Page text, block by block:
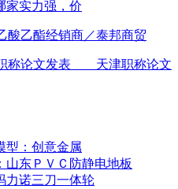
家实力强，价
酸乙酯经销商／泰邦商贸
称论文发表 ＿天津职称论文
型：创意金属
山东ＰＶＣ防静电地板
力诺三刀一体轮